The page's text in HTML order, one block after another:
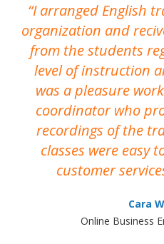
I arranged English
organization and
from the students
level of instruction
was a pleasure
coordinator who
recordings of the
classes were easy
customer
Cara
Online Business